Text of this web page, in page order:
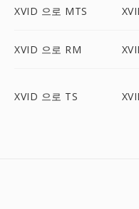
XVID 으로 MTS
XVID 으로 RM
XVID 으로 TS